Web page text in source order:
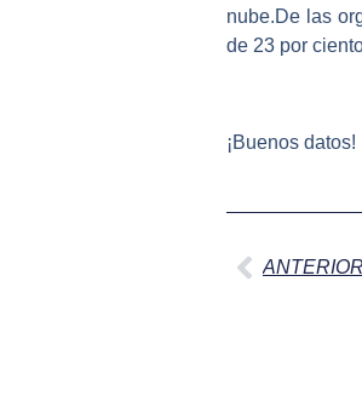
nube.De las
de 23 por
¡Buenos datos!
ANTERIOR